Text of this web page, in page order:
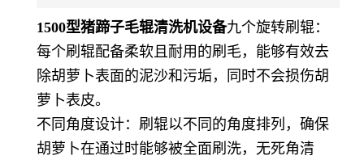
1500型猪蹄子毛辊清洗机设备九个旋转刷辊：
每个刷辊配备柔软且耐用的刷毛，能够有效去
除胡萝卜表面的泥沙和污垢，同时不会损伤胡
萝卜表皮。
不同角度设计：刷辊以不同的角度排列，确保
胡萝卜在通过时能够被全面刷洗，无死角清